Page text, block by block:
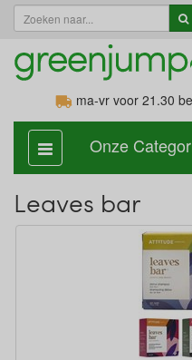
ma-vr voor 21.30
categorie
aan,
Onze
Leaves bar